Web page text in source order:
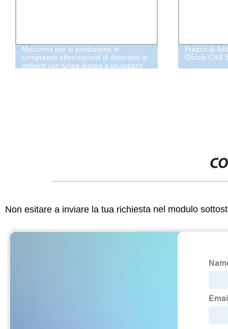
Macchina per la produzione di
compresse effervescenti di detersivo in
polvere con lunga durata a un prezzo
Prezzo di
Glicole CAS
Non esitare a inviare la tua richiesta nel modulo